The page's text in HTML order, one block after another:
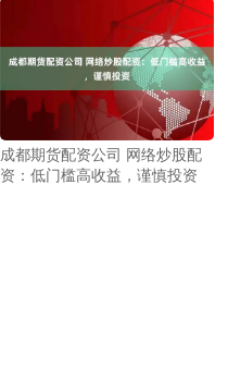
成都期货配资公司 网络炒股配
资：低门槛高收益，谨慎投资